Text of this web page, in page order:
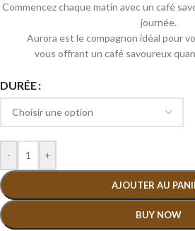
Commencez chaque matin avec un café
journée.
Aurora est le compagnon idéal pour
vous offrant un café savoureux
DURÉE
- +
AJOUTER AU
BUY NOW